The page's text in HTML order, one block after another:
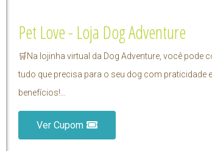
Pet Love - Loja Dog Adventure
🛒Na lojinha virtual da Dog Adventure, você pode
tudo que precisa para o seu dog com praticidade e
benefícios!…
Ver Cupom